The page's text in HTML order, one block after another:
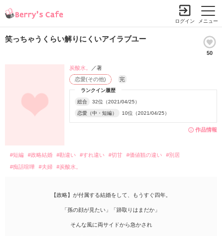
メニュー
ログイン
笑っちゃうくらい解りにくいアイラブユー
50
作品情報
ランクイン履歴
総合 32位（2021/04/25）
恋愛（中・短編） 10位（2021/04/25）
恋愛(その他) 完
炭酸水。 ／著
#短編 #政略結婚 #勘違い #すれ違い #切甘 #価値観の違い
#別居
#痴話喧嘩
#夫婦 #炭酸水。
【政略】が付属する結婚をして、もうすぐ四年。
「孫の顔が見たい」「跡取りはまだか」
そんな風に両サイドから急かされ